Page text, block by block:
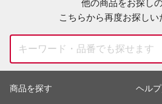
他の商品をお探しの
こちらから再度お探しい
商品を探す ヘル